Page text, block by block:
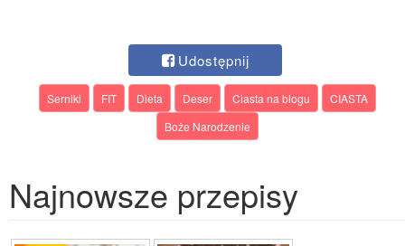
Udostępnij
Serniki FIT Dieta Deser Ciasta na blogu
CIASTA
Boże Narodzenie
Najnowsze przepisy